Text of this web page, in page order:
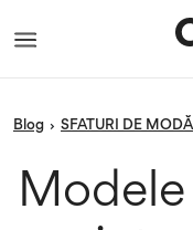
blog › SFATURI DE MODĂ